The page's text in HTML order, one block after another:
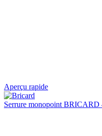
Aperçu rapide
Serrure monopoint BRICARD